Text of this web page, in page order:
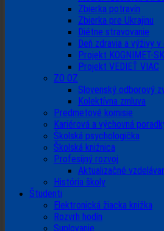
Zbierka potravín
Zbierka pre Ukrajinu
Diétne stravovanie
Deň zdravia a výživy
Projekt KOGNIMET-SK
Projekt VEDIEŤ VIAC
ZO OZ
Slovenský odborový
Kolektívna zmluva
Predmetové komisie
Kariérová a výchovná
Školská psychologička
Školská knižnica
Profesijný rozvoj
Aktualizačné
História školy
Študenti
Elektronická žiacka knižka
Rozvrh hodín
Suplovanie